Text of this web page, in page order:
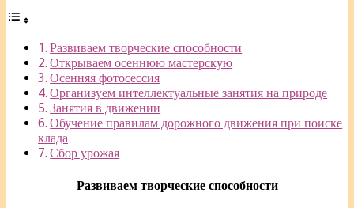
Развиваем творческие способности
Открываем осеннюю мастерскую
Осенняя фотосессия
Организуем интеллектуальные занятия на природе
Занятия в движении
Обучение правилам дорожного движения при поиске
клада
Сбор урожая
Развиваем творческие способности